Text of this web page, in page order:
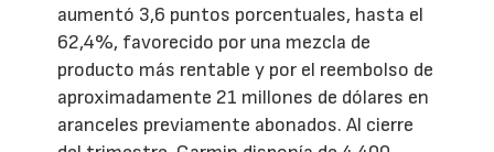
aumentó 3,6 puntos porcentuales, hasta el
62,4%, favorecido por una mezcla de
producto más rentable y por el reembolso de
aproximadamente 21 millones de dólares en
aranceles previamente abonados. Al cierre